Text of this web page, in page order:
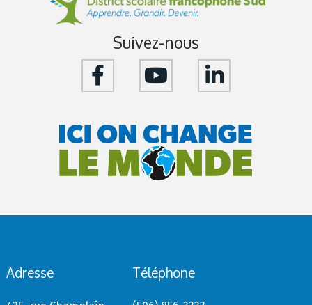
Suivez-nous
Adresse Téléphone